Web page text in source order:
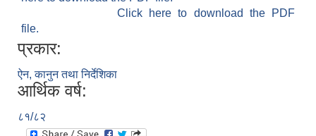
Click here to download the PDF
file.
प्रकार:
ऐन, कानुन तथा निर्देशिका
आर्थिक वर्ष:
८१/८२